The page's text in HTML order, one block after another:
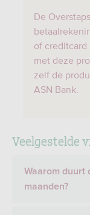
De
of creditcard
met deze
zelf de
ASN Bank.
Veelgestelde
Waarom duurt
maanden?